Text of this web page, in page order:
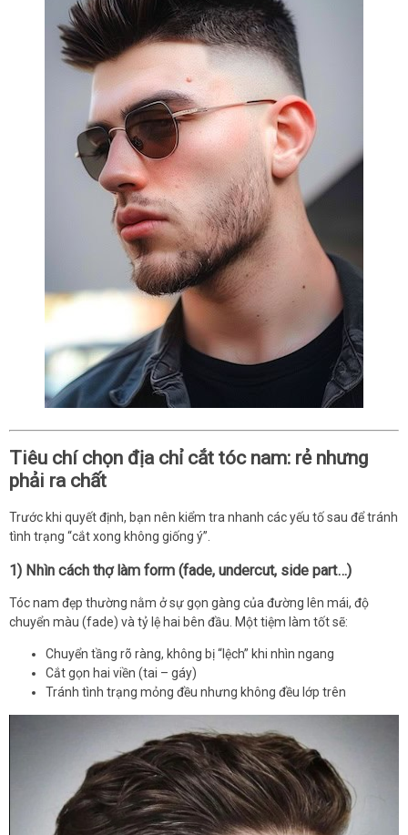
Tiêu chí chọn địa chỉ cắt tóc nam: rẻ nhưng
phải ra chất
Trước khi quyết định, bạn nên kiểm tra nhanh các yếu tố sau để tránh
tình trạng “cắt xong không giống ý”.
1) Nhìn cách thợ làm form (fade, undercut, side part…)
Tóc nam đẹp thường nằm ở sự gọn gàng của đường lên mái, độ
chuyển màu (fade) và tỷ lệ hai bên đầu. Một tiệm làm tốt sẽ:
Chuyển tầng rõ ràng, không bị “lệch” khi nhìn ngang
Cắt gọn hai viền (tai – gáy)
Tránh tình trạng mỏng đều nhưng không đều lớp trên